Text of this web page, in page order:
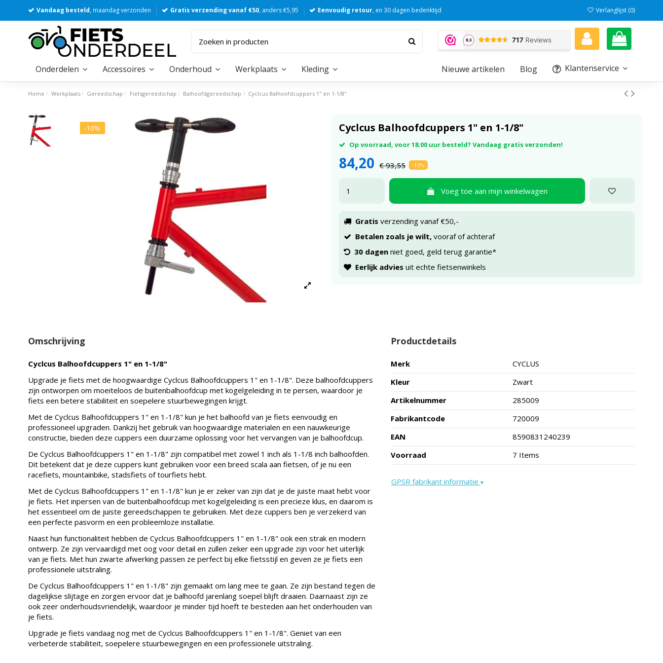
Vandaag besteld, maandag verzonden Gratis verzending vanaf €50, anders €5,95 Eenvoudig retour, en 30 dagen bedenktijd Verlanglijst (0)
Onderdelen Accessoires Onderhoud Werkplaats Kleding Klantenservice
Blog
Nieuwe artikelen
Home Werkplaats Gereedschap Fietsgereedschap Balhoofdgereedschap Cyclcus Balhoofdcuppers 1" en 1-1/8"
-10% Cyclcus Balhoofdcuppers 1" en 1-1/8"
Op voorraad, voor 18:00 uur besteld? Vandaag gratis verzonden!
84,20 € 93,55 -10%
Voeg toe aan mijn winkelwagen
Gratis verzending vanaf €50,-
Betalen zoals je wilt,vooraf of achteraf
30 dagenniet goed, geld terug garantie*
Eerlijk advies uit echte fietsenwinkels
Omschrijving
Cyclcus Balhoofdcuppers 1" en 1-1/8"
Upgrade je fiets met de hoogwaardige Cyclcus Balhoofdcuppers 1" en 1-1/8". Deze balhoofdcuppers
zijn ontworpen om moeiteloos de buitenbalhoofdcup met kogelgeleiding in te persen, waardoor je
fiets een betere stabiliteit en soepelere stuurbewegingen krijgt.
Met de Cyclcus Balhoofdcuppers 1" en 1-1/8" kun je het balhoofd van je fiets eenvoudig en
professioneel upgraden. Dankzij het gebruik van hoogwaardige materialen en een nauwkeurige
constructie, bieden deze cuppers een duurzame oplossing voor het vervangen van je balhoofdcup.
De Cyclcus Balhoofdcuppers 1" en 1-1/8" zijn compatibel met zowel 1 inch als 1-1/8 inch balhoofden.
Dit betekent dat je deze cuppers kunt gebruiken voor een breed scala aan fietsen, of je nu een
racefiets, mountainbike, stadsfiets of tourfiets hebt.
Met de Cyclcus Balhoofdcuppers 1" en 1-1/8" kun je er zeker van zijn dat je de juiste maat hebt voor
je fiets. Het inpersen van de buitenbalhoofdcup met kogelgeleiding is een precieze klus, en daarom is
het essentieel om de juiste gereedschappen te gebruiken. Met deze cuppers ben je verzekerd van
een perfecte pasvorm en een probleemloze installatie.
Naast hun functionaliteit hebben de Cyclcus Balhoofdcuppers 1" en 1-1/8" ook een strak en modern
ontwerp. Ze zijn vervaardigd met oog voor detail en zullen zeker een upgrade zijn voor het uiterlijk
van je fiets. Met hun zwarte afwerking passen ze perfect bij elke fietsstijl en geven ze je fiets een
professionele uitstraling.
De Cyclcus Balhoofdcuppers 1" en 1-1/8" zijn gemaakt om lang mee te gaan. Ze zijn bestand tegen de
dagelijkse slijtage en zorgen ervoor dat je balhoofd jarenlang soepel blijft draaien. Daarnaast zijn ze
ook zeer onderhoudsvriendelijk, waardoor je minder tijd hoeft te besteden aan het onderhouden van
je fiets.
Upgrade je fiets vandaag nog met de Cyclcus Balhoofdcuppers 1" en 1-1/8". Geniet van een
verbeterde stabiliteit, soepelere stuurbewegingen en een professionele uitstraling.
Productdetails
Merk
CYCLUS
Kleur
Zwart
Artikelnummer
285009
Fabrikantcode
720009
EAN
8590831240239
Voorraad
7 Items
GPSR fabrikant informatie ▾